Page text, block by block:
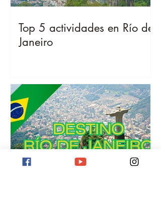
Top 5 actividades en Río de
Janeiro